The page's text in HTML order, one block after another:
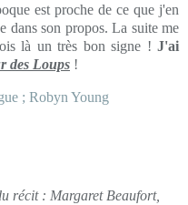
est proche de ce que j'en
dans son propos. La suite me
là un très bon signe ! J'ai
des Loups !
récit : Margaret Beaufort,